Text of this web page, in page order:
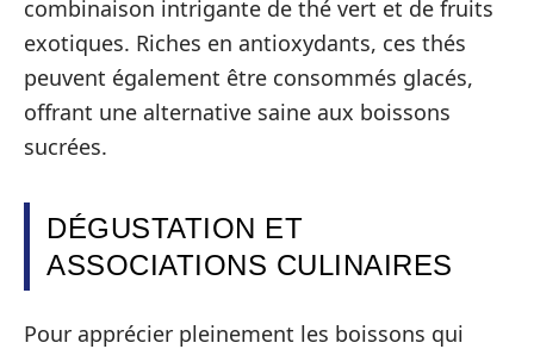
combinaison intrigante de thé vert et de fruits
exotiques. Riches en antioxydants, ces thés
peuvent également être consommés glacés,
offrant une alternative saine aux boissons
sucrées.
DÉGUSTATION ET
ASSOCIATIONS CULINAIRES
Pour apprécier pleinement les boissons qui